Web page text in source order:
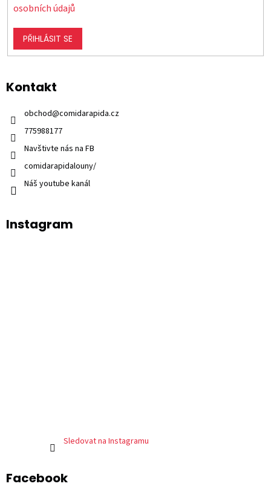
osobních údajů
PŘIHLÁSIT SE
Kontakt
obchod@comidarapida.cz
775988177
Navštivte nás na FB
comidarapidalouny/
Náš youtube kanál
Instagram
Sledovat na Instagramu
Facebook